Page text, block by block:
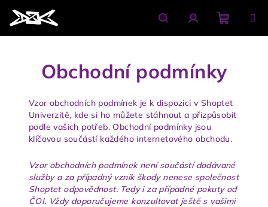
obsah
HledatPřihlášení
košík
Obchodní podmínky
Vzor obchodních podmínek je k dispozici v Shoptet
Univerzitě, kde si ho můžete stáhnout a přizpůsobit
podle vašich potřeb. Obchodní podmínky jsou
klíčovou součástí každého internetového obchodu.
Vzor obchodních podmínek není součástí dodávané
služby a za případný vznik škody nenese společnost
Shoptet odpovědnost. Tedy i za případné pokuty od
ČOI. Vždy doporučujeme konzultovat ještě s vašimi